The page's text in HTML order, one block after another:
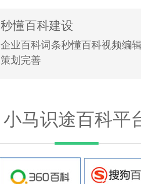
秒懂百科建设
企业百科词条秒懂百科视频编
策划完善
小马识途百科平